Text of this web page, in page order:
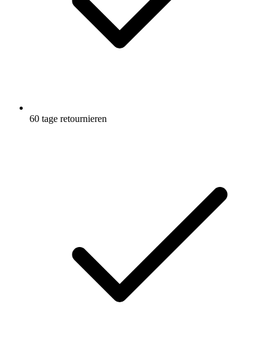
60 tage retournieren